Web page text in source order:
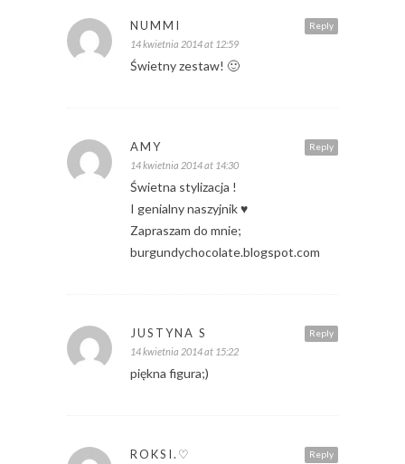
Reply
NUMMI
14 kwietnia 2014 at 12:59
Świetny zestaw! 🙂
Reply
AMY
14 kwietnia 2014 at 14:30
Świetna stylizacja !
I genialny naszyjnik ♥
Zapraszam do mnie;
burgundychocolate.blogspot.com
Reply
JUSTYNA S
14 kwietnia 2014 at 15:22
piękna figura;)
Reply
ROKSI.♡